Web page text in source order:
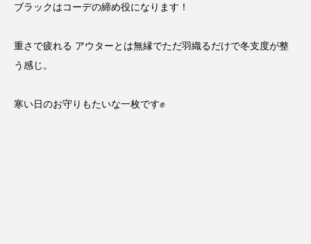
ブラックはコーデの締め役になります！
重さで疲れる アウターとは無縁でただ羽織るだけで冬支度が整
う感じ。
寒い日のお守りもたいな一枚です✊